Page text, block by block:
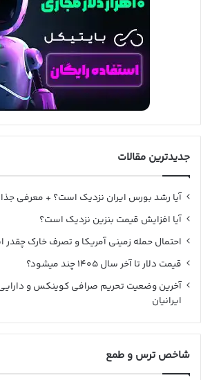
جدیدترین مقالات
آیا رشد بورس ایران نزدیک است؟ + معرفی
آیا افزایش قیمت بنزین نزدیک است؟
احتمال حمله زمینی آمریکا و تصرف خارک
قیمت دلار تا آخر سال ۱۴۰۵ چند میشود؟
آخرین وضعیت تحریم صرافی کوینکس و
ایرانیان
شاخص ترس و طمع